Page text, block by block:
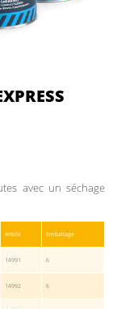
avec un séchage
Article Emballage
14991 6
14992 6